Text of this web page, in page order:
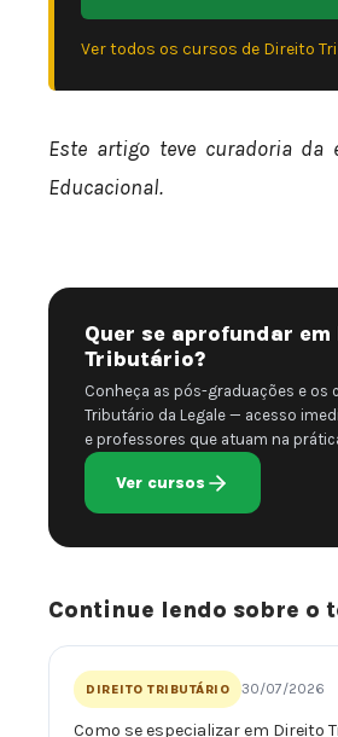
Ver todos os cursos de Direito
Este artigo teve curadoria da
Educacional.
Quer se aprofundar
Tributário?
Conheça as pós-graduações e os
Tributário da Legale — acesso
e professores que atuam na
Ver cursos
Continue lendo sobre o
DIREITO TRIBUTÁRIO 30/07/2026
Como se especializar em Direito